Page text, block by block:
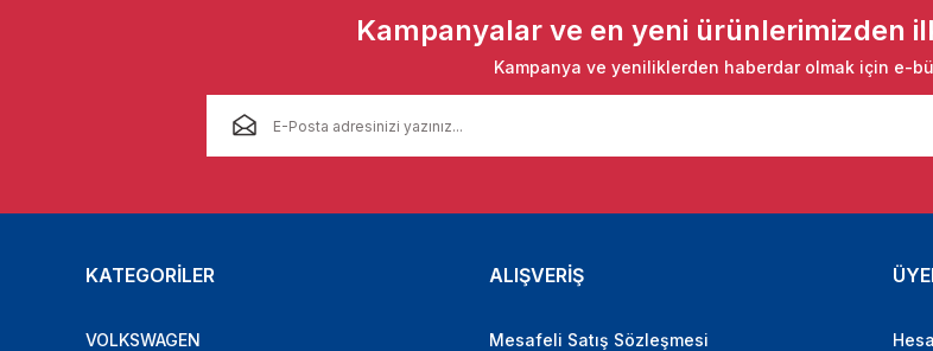
Kampanyalar ve en yeni ürünlerimizden
Kampanya ve yeniliklerden haberdar olmak için e-
KATEGORİLER
VOLKSWAGEN
ALIŞVERİŞ
Mesafeli Satış Sözleşmesi